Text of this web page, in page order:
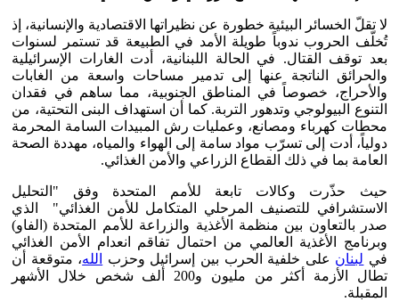
لا تقلّ الخسائر البيئية خطورة عن نظيراتها الاقتصادية والإنسانية، إذ
تُخلّف الحروب ندوباً طويلة الأمد في الطبيعة قد تستمر لسنوات
بعد توقف القتال. في الحالة اللبنانية، أدت الغارات الإسرائيلية
والحرائق الناتجة عنها إلى تدمير مساحات واسعة من الغابات
والأحراج، خصوصاً في المناطق الجنوبية، مما ساهم في فقدان
التنوع البيولوجي وتدهور التربة. كما أن استهداف البنى التحتية، من
محطات كهرباء ومصانع، وعمليات رش المبيدات السامة المحرمة
دولياً، أدت إلى تسرّب مواد سامة إلى الهواء والمياه، مهددة الصحة
العامة بما في ذلك القطاع الزراعي والأمن الغذائي.
حيث حذّرت وكالات تابعة للأمم المتحدة وفق "التحليل
الاستشرافي للتصنيف المرحلي المتكامل للأمن الغذائي" الذي
صدر بالتعاون بين منظمة الأغذية والزراعة للأمم المتحدة (الفاو)
وبرنامج الأغذية العالمي من احتمال تفاقم انعدام الأمن الغذائي
في لبنان على خلفية الحرب بين إسرائيل وحزب الله، متوقعة أن
تطال الأزمة أكثر من مليون و200 ألف شخص خلال الأشهر
المقبلة.